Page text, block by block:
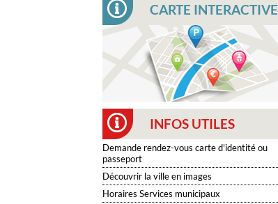
CARTE INTERACTIVE
INFOS UTILES
Demande rendez-vous carte d'identité ou
passeport
Découvrir la ville en images
Horaires Services municipaux